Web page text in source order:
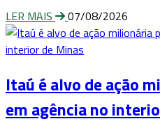
LER MAIS
07/08/2026
Itaú é alvo de ação
em agência no